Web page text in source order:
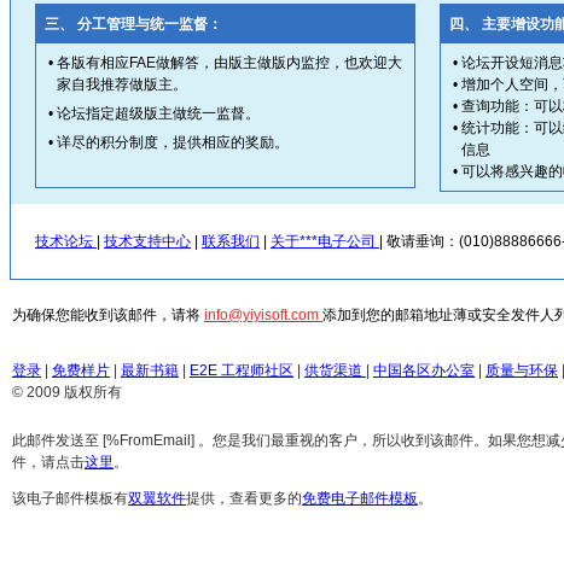
三、 分工管理与统一监督：
• 各版有相应FAE做解答，由版主做版内监控，也欢迎大
家自我推荐做版主。
• 论坛指定超级版主做统一监督。
• 详尽的积分制度，提供相应的奖励。
四、 主要增设功
• 论坛开设短消息
• 增加个人空间
• 查询功能：可
• 统计功能：可
信息
• 可以将感兴趣
技术论坛 技术支持中心 联系我们 关于***电子公司 | 敬请垂询：
为确保您能收到该邮件，请将 info@yiyisoft.com 添加到您的邮箱地址薄或安全发件人
登录 免费样片 最新书籍 E2E 工程师社区 供货渠道 中国各区办公室 质量与环保
© 2009 版权所有
此邮件发送至 [%FromEmail] 。您是我们最重视的客户，所以收到该邮件。如果您想
件，请点击这里。
该电子邮件模板有双翼软件提供，查看更多的免费电子邮件模板。